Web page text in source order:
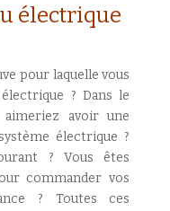
électrique
pour laquelle vous
? Dans le
aimeriez avoir une
électrique ?
? Vous êtes
commander vos
? Toutes ces